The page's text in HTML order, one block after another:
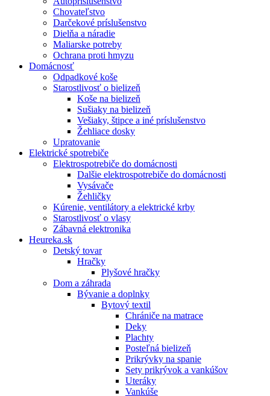
Chovateľstvo
Darčekové príslušenstvo
Dielňa a náradie
Maliarske potreby
Ochrana proti hmyzu
Domácnosť
Odpadkové koše
Starostlivosť o bielizeň
Koše na bielizeň
Sušiaky na bielizeň
Vešiaky, štipce a iné príslušenstvo
Žehliace dosky
Upratovanie
Elektrické spotrebiče
Elektrospotrebiče do domácnosti
Dalšie elektrospotrebiče do domácnosti
Vysávače
Žehličky
Kúrenie, ventilátory a elektrické krby
Starostlivosť o vlasy
Zábavná elektronika
Heureka.sk
Detský tovar
Hračky
Plyšové hračky
Dom a záhrada
Bývanie a doplnky
Bytový textil
Chrániče na matrace
Deky
Plachty
Posteľná bielizeň
Prikrývky na spanie
Sety prikrývok a vankúšov
Uteráky
Vankúše